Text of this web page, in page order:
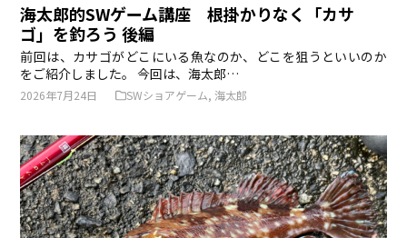
海太郎的SWゲーム講座 根掛かりなく「カサ
ゴ」を釣ろう 後編
前回は、カサゴがどこにいる魚なのか、どこを狙うといいのか
をご紹介しました。 今回は、海太郎…
2026年7月24日 SWショアゲーム,海太郎